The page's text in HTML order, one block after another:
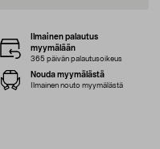
Ilmainen palautus
myymälään
365 päivän palautusoikeus
Nouda myymälästä
Ilmainen nouto myymälästä